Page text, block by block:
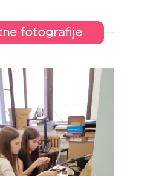
fotografije